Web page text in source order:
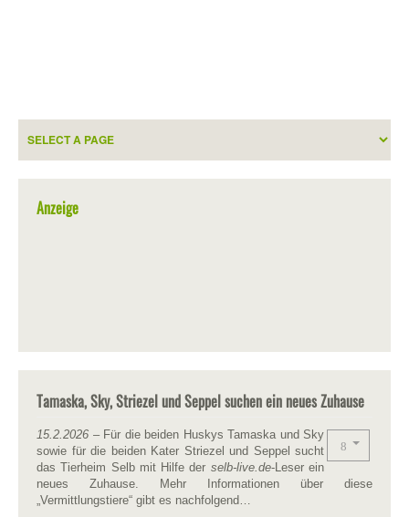
Anzeige
Tamaska, Sky, Striezel und Seppel suchen ein neues Zuhause
15.2.2026 – Für die beiden Huskys Tamaska und Sky
sowie für die beiden Kater Striezel und Seppel sucht
das Tierheim Selb mit Hilfe der selb-live.de-Leser ein
neues Zuhause. Mehr Informationen über diese
„Vermittlungstiere“ gibt es nachfolgend…